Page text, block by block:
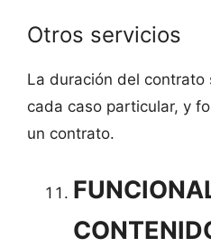
Otros servicios
La duración del contrato
cada caso particular, y
un contrato.